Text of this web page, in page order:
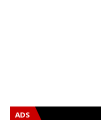
ADS